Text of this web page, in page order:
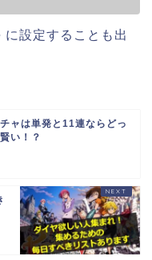
に設定することも出
ャは単発と11連ならどっ
い！？